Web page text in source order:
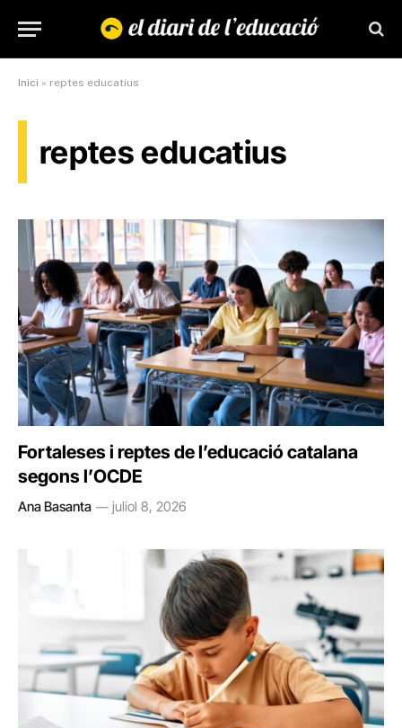
Inici » reptes educatius
reptes educatius
Fortaleses i reptes de l’educació catalana
segons l’OCDE
Ana Basanta juliol 8, 2026